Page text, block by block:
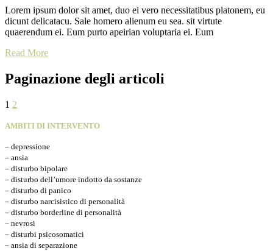
Lorem ipsum dolor sit amet, duo ei vero necessitatibus platonem, eu
dicunt delicatacu. Sale homero alienum eu sea. sit virtute
quaerendum ei. Eum purto apeirian voluptaria ei. Eum
Read More
Paginazione degli articoli
1 2
AMBITI DI INTERVENTO
– depressione
– ansia
– disturbo bipolare
– disturbo dell’umore indotto da sostanze
– disturbo di panico
– disturbo narcisistico di personalità
– disturbo borderline di personalità
– nevrosi
– disturbi psicosomatici
– ansia di separazione